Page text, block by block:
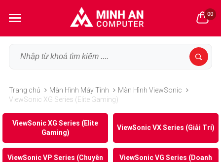
00
Trang chủ Màn Hình Máy Tính
Màn Hình ViewSonic
ViewSonic XG Series (Elite Gaming)
ViewSonic XG Series (Elite
Gaming)
ViewSonic VX Series (Giải Trí)
ViewSonic VP Series (Chuyên
ViewSonic VG Series (Doanh